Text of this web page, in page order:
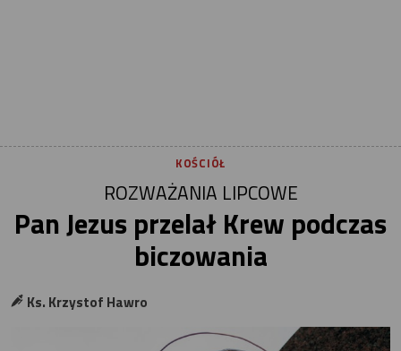
KOŚCIÓŁ
ROZWAŻANIA LIPCOWE
Pan Jezus przelał Krew podczas
biczowania
Ks. Krzystof Hawro